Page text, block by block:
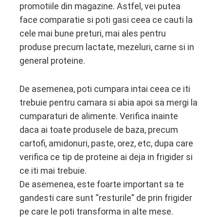
promotiile din magazine. Astfel, vei putea
face comparatie si poti gasi ceea ce cauti la
cele mai bune preturi, mai ales pentru
produse precum lactate, mezeluri, carne si in
general proteine.
De asemenea, poti cumpara intai ceea ce iti
trebuie pentru camara si abia apoi sa mergi la
cumparaturi de alimente. Verifica inainte
daca ai toate produsele de baza, precum
cartofi, amidonuri, paste, orez, etc, dupa care
verifica ce tip de proteine ai deja in frigider si
ce iti mai trebuie.
De asemenea, este foarte important sa te
gandesti care sunt “resturile” de prin frigider
pe care le poti transforma in alte mese.